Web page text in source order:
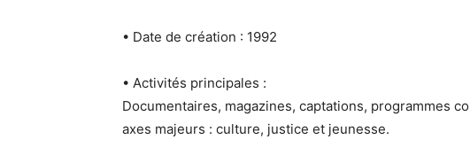
• Date de création : 1992
• Activités principales :
Documentaires, magazines, captations, programmes
axes majeurs : culture, justice et jeunesse.